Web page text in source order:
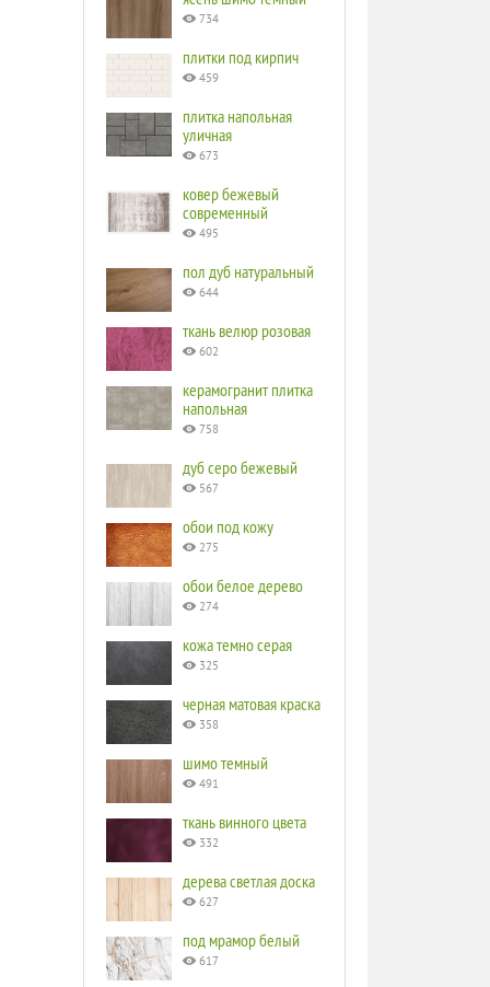
734
плитки под кирпич
459
плитка напольная
уличная
673
ковер бежевый
современный
495
пол дуб натуральный
644
ткань велюр розовая
602
керамогранит плитка
напольная
758
дуб серо бежевый
567
обои под кожу
275
обои белое дерево
274
кожа темно серая
325
черная матовая краска
358
шимо темный
491
ткань винного цвета
332
дерева светлая доска
627
под мрамор белый
617